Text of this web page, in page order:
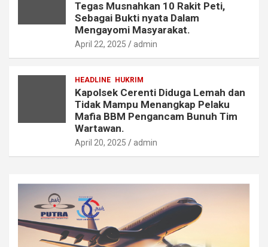
Tegas Musnahkan 10 Rakit Peti,
Sebagai Bukti nyata Dalam
Mengayomi Masyarakat.
April 22, 2025 admin
HEADLINE HUKRIM
Kapolsek Cerenti Diduga Lemah dan
Tidak Mampu Menangkap Pelaku
Mafia BBM Pengancam Bunuh Tim
Wartawan.
April 20, 2025 admin